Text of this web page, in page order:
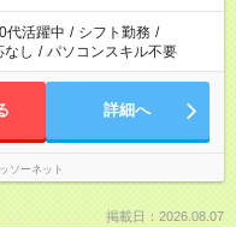
代活躍中 / シフト勤務 /
なし / パソコンスキル不要
詳細へ
ソーネット
掲載日：2026.08.07